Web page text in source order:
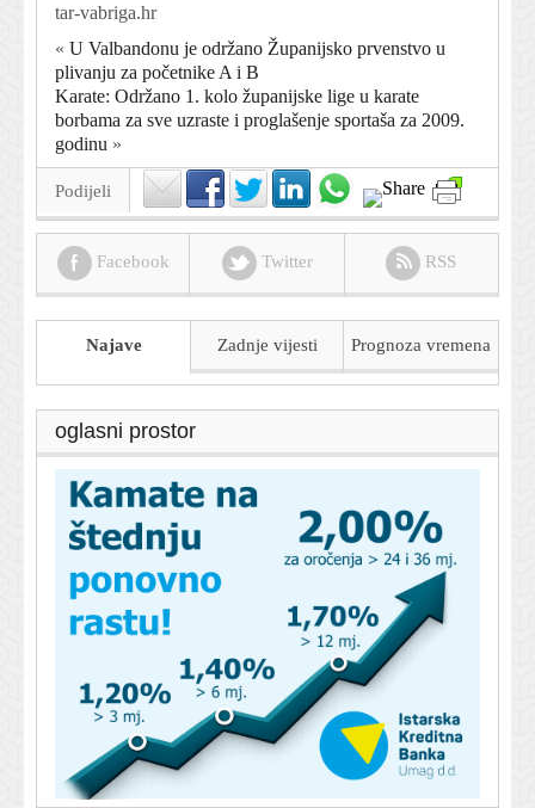
tar-vabriga.hr
« U Valbandonu je održano Županijsko prvenstvo u
plivanju za početnike A i B
Karate: Održano 1. kolo županijske lige u karate
borbama za sve uzraste i proglašenje sportaša za 2009.
godinu »
Podijeli
Facebook Twitter RSS
Najave Zadnje vijesti Prognoza vremena
oglasni prostor